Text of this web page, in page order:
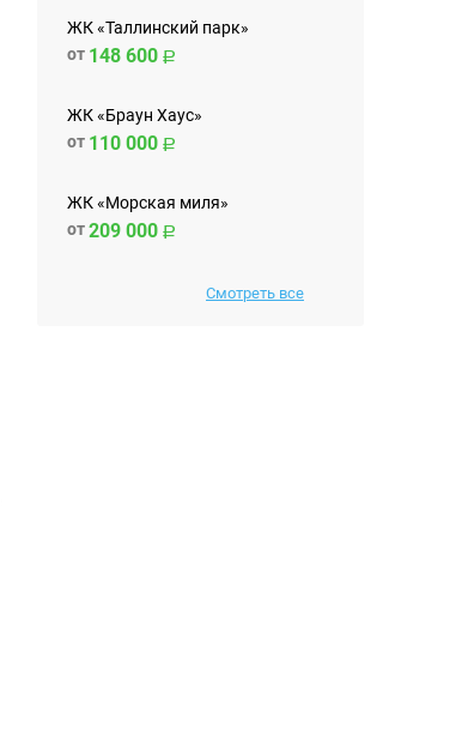
ЖК «Таллинский парк»
от 148 600
ЖК «Браун Хаус»
от 110 000
ЖК «Морская миля»
от209 000
Смотреть все